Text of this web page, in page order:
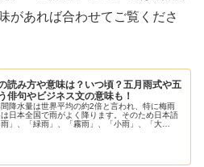
があれば合わせてご覧くださ
読み方や意味は？いつ頃？五月雨式や五
俳句やビジネス文の意味も！
間降水量は世界平均の約2倍と言われ、特に梅雨
日本全国で雨がよく降ります。そのため日本語
」、「緑雨」、「霧雨」、「小雨」、「大
。梅雨を表す言葉も同様に多く...